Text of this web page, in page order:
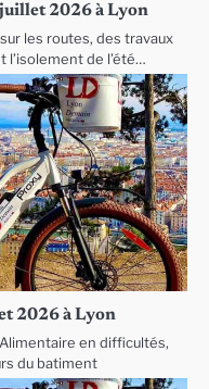
2026 à Lyon
les routes, des travaux
l’isolement de l’été…
2026 à Lyon
en difficultés,
du batiment